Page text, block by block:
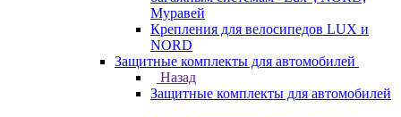
Муравей
Крепления для велосипедов LUX и
NORD
Защитные комплекты для автомобилей
Назад
Защитные комплекты для автомобилей